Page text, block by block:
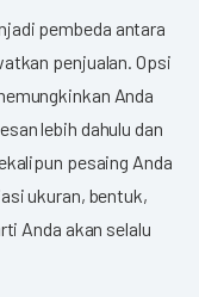
pembeda antara
penjualan. Opsi
Anda
lebih dahulu dan
pesaing Anda
ukuran, bentuk,
Anda akan selalu